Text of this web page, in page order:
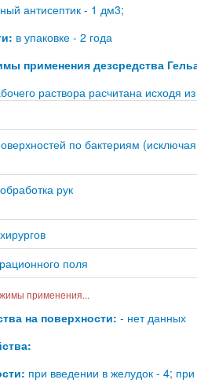
антисептик - 1 дм3;
в упаковке - 2 года
применения дезсредства
раствора расчитана исходя
по бактериям (исключая
рук
поля
применения...
на поверхности: - нет данных
при введении в желудок - 4;